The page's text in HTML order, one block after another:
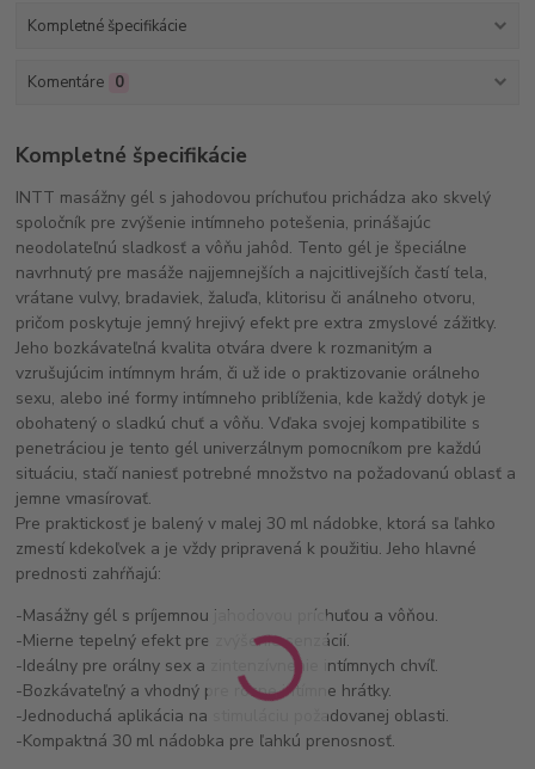
Kompletné špecifikácie
Komentáre 0
Kompletné špecifikácie
INTT masážny gél s jahodovou príchuťou prichádza ako skvelý
spoločník pre zvýšenie intímneho potešenia, prinášajúc
neodolateľnú sladkosť a vôňu jahôd. Tento gél je špeciálne
navrhnutý pre masáže najjemnejších a najcitlivejších častí tela,
vrátane vulvy, bradaviek, žaluďa, klitorisu či análneho otvoru,
pričom poskytuje jemný hrejivý efekt pre extra zmyslové zážitky.
Jeho bozkávateľná kvalita otvára dvere k rozmanitým a
vzrušujúcim intímnym hrám, či už ide o praktizovanie orálneho
sexu, alebo iné formy intímneho priblíženia, kde každý dotyk je
obohatený o sladkú chuť a vôňu. Vďaka svojej kompatibilite s
penetráciou je tento gél univerzálnym pomocníkom pre každú
situáciu, stačí naniesť potrebné množstvo na požadovanú oblasť a
jemne vmasírovať.
Pre praktickosť je balený v malej 30 ml nádobke, ktorá sa ľahko
zmestí kdekoľvek a je vždy pripravená k použitiu. Jeho hlavné
prednosti zahŕňajú:
-Masážny gél s príjemnou jahodovou príchuťou a vôňou.
-Mierne tepelný efekt pre zvýšenie senzácií.
-Ideálny pre orálny sex a zintenzívnenie intímnych chvíľ.
-Bozkávateľný a vhodný pre rôzne intímne hrátky.
-Jednoduchá aplikácia na stimuláciu požadovanej oblasti.
-Kompaktná 30 ml nádobka pre ľahkú prenosnosť.